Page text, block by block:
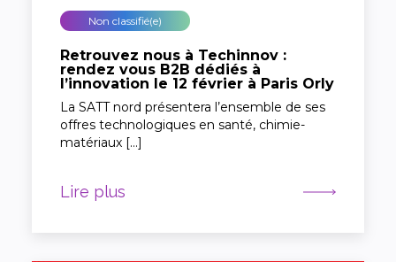
Non classifié(e)
Retrouvez nous à Techinnov :
rendez vous B2B dédiés à
l’innovation le 12 février à Paris Orly
La SATT nord présentera l’ensemble de ses
offres technologiques en santé, chimie-
matériaux […]
Lire plus